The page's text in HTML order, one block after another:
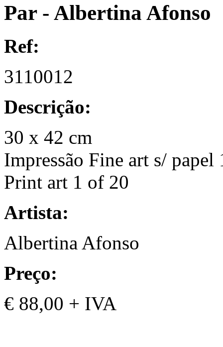
Par - Albertina Afonso
Ref:
3110012
Descrição:
30 x 42 cm
Impressão Fine art s/ papel
Print art 1 of 20
Artista:
Albertina Afonso
Preço:
€ 88,00 + IVA